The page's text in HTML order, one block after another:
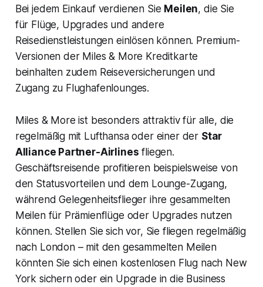
Bei jedem Einkauf verdienen Sie Meilen, die Sie
für Flüge, Upgrades und andere
Reisedienstleistungen einlösen können. Premium-
Versionen der Miles & More Kreditkarte
beinhalten zudem Reiseversicherungen und
Zugang zu Flughafenlounges.
Miles & More ist besonders attraktiv für alle, die
regelmäßig mit Lufthansa oder einer der Star
Alliance Partner-Airlines fliegen.
Geschäftsreisende profitieren beispielsweise von
den Statusvorteilen und dem Lounge-Zugang,
während Gelegenheitsflieger ihre gesammelten
Meilen für Prämienflüge oder Upgrades nutzen
können. Stellen Sie sich vor, Sie fliegen regelmäßig
nach London – mit den gesammelten Meilen
könnten Sie sich einen kostenlosen Flug nach New
York sichern oder ein Upgrade in die Business